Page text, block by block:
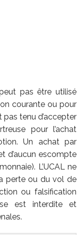
pas être utilisé
courante ou pour
pas tenu d’accepter
pour l’achat
Un achat par
d’aucun escompte
L’UCAL ne
perte ou du vol de
ou falsification
est interdite et